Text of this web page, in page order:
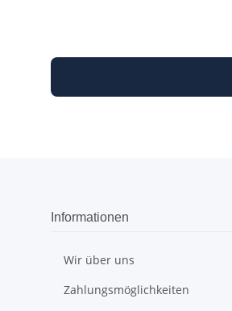
Informationen
Wir über uns
Zahlungsmöglichkeiten